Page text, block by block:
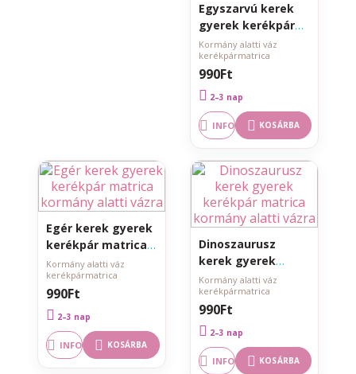
Egyszarvú kerek
gyerek kerékpár
matrica kormány
alatti vázra
Kormány alatti váz
kerékpármatrica
990Ft
2–3 nap
INFO KOSÁRBA
Egér kerek gyerek
kerékpár matrica
kormány alatti
vázra
Kormány alatti váz
kerékpármatrica
990Ft
2–3 nap
INFO KOSÁRBA
Dinoszaurusz
kerek gyerek
kerékpár matrica
kormány alatti
vázra
Kormány alatti váz
kerékpármatrica
990Ft
2–3 nap
INFO KOSÁRBA